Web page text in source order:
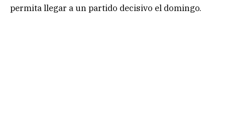
permita llegar a un partido decisivo el domingo.